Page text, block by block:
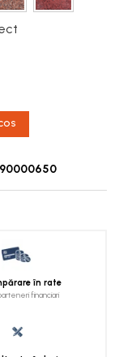
în rate
financiari